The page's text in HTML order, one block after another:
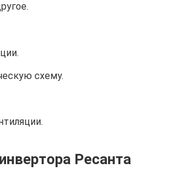
схему.
Ресанта